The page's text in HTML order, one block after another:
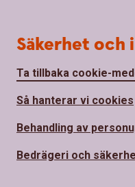
Säkerhet
Ta tillbaka cookie-
Så hanterar vi cookies
Behandling av
Bedrägeri och